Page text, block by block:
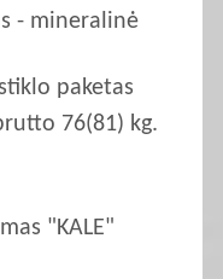
- mineralinė
paketas
76(81) kg.
"KALE"